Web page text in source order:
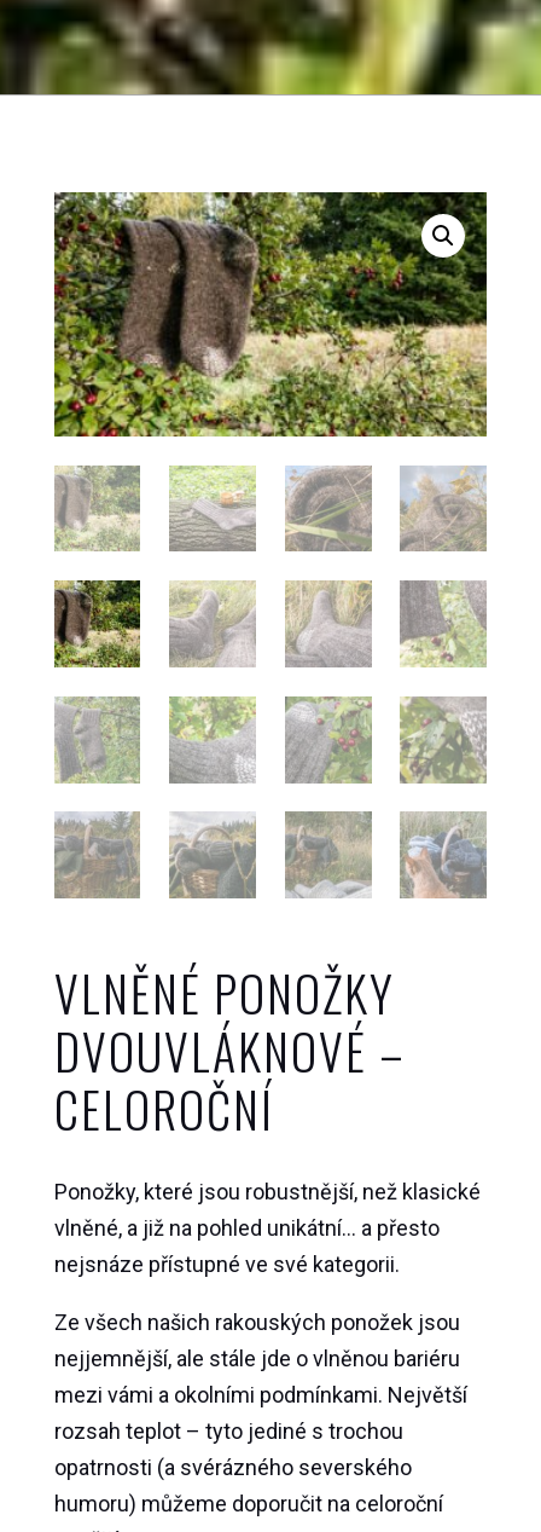
VLNĚNÉ PONOŽKY
DVOUVLÁKNOVÉ –
CELOROČNÍ
Ponožky, které jsou robustnější, než klasické
vlněné, a již na pohled unikátní… a přesto
nejsnáze přístupné ve své kategorii.
Ze všech našich rakouských ponožek jsou
nejjemnější, ale stále jde o vlněnou bariéru
mezi vámi a okolními podmínkami. Největší
rozsah teplot – tyto jediné s trochou
opatrnosti (a svérázného severského
humoru) můžeme doporučit na celoroční